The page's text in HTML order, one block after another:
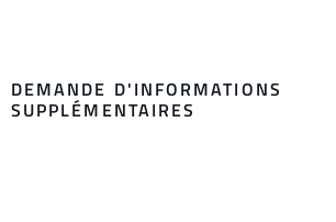
DEMANDE D'INFORMATIONS
SUPPLÉMENTAIRES